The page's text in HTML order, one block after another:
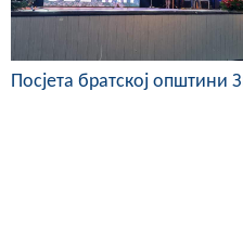
Посјета братској општини